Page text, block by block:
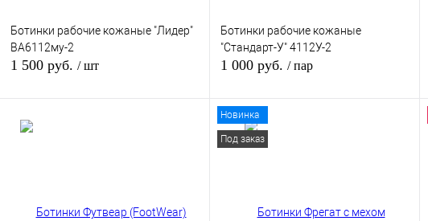
Ботинки рабочие кожаные "Лидер"
ВА6112му-2
1 500 руб. / шт
наличии
Ботинки рабочие кожаные
"Стандарт-У" 4112У-2
1 000 руб. / пар
наличии
Новинка
Под заказ